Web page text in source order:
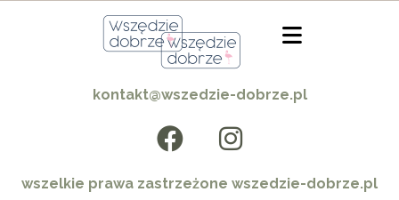
kontakt@wszedzie-dobrze.pl
wszelkie prawa zastrzeżone wszedzie-dobrze.pl